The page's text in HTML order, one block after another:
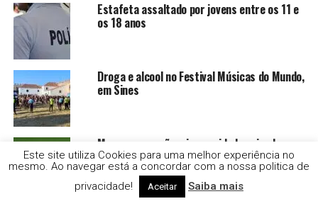
Estafeta assaltado por jovens entre os 11 e
os 18 anos
Droga e alcool no Festival Músicas do Mundo,
em Sines
Moscas no verão: cinco cuidados simples
para evitar que se tornem hóspedes
indesejados
Este site utiliza Cookies para uma melhor experiência no
mesmo. Ao navegar está a concordar com a nossa politica de
privacidade!
Aceitar Saiba mais